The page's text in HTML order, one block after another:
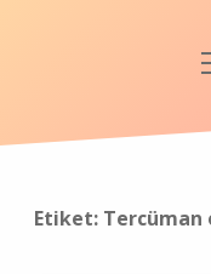
Anasayfa
Etiket: Tercüman